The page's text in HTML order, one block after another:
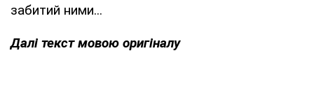
забитий ними...
Далі текст мовою оригіналу